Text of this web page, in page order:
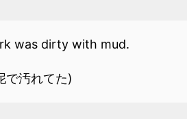
was dirty with mud.
で汚れてた)